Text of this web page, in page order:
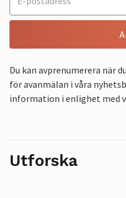
Du kan avprenumerera när
för avanmälan i våra
information i enlighet med
Utforska